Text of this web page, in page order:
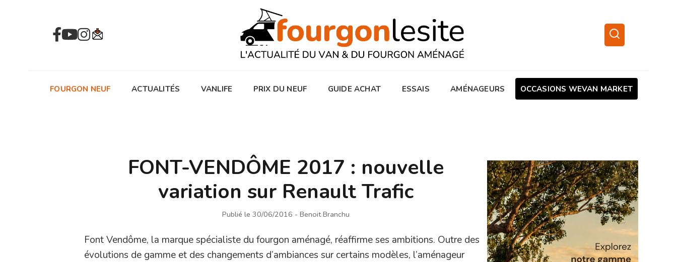
FOURGON NEUF ACTUALITÉS VANLIFE PRIX DU NEUF GUIDE ACHAT ESSAIS AMÉNAGEURS OCCASIONS WEVAN MARKET
FONT-VENDÔME 2017 : nouvelle
variation sur Renault Trafic
Publié le 30/06/2016 - Benoit Branchu
Font Vendôme, la marque spécialiste du fourgon aménagé, réaffirme ses ambitions. Outre des
évolutions de gamme et des changements d’ambiances sur certains modèles, l’aménageur